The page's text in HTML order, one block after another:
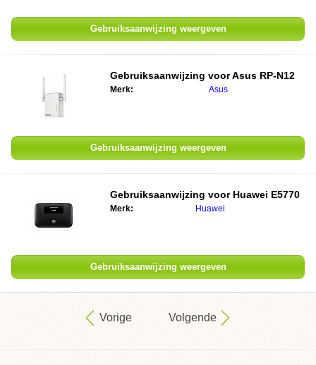
Gebruiksaanwijzing weergeven
Gebruiksaanwijzing voorAsus RP-N12
Merk: Asus
Gebruiksaanwijzing weergeven
Gebruiksaanwijzing voor Huawei E5770
Merk: Huawei
Gebruiksaanwijzing weergeven
Vorige Volgende